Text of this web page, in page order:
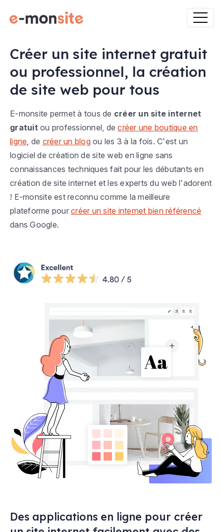
Créer un site internet gratuit
ou professionnel, la création
de site web pour tous
E-monsite permet à tous de créer un site internet
gratuit ou professionnel, decréer une boutique en
ligne , de créer un blogou les 3 à la fois. C'est un
logiciel de création de site web en ligne sans
connaissances techniques fait pour les débutants en
création de site internet et les experts du web l'adorent
! E-monsite est reconnu comme la meilleure
plateforme pour créer un site internet bien référencé
dans Google.
Des applications en ligne pour créer